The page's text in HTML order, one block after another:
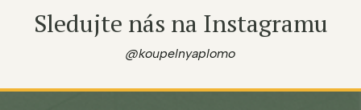
Sledujte nás na Instagramu
@koupelnyaplomo